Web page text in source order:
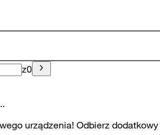
z0
urządzenia! Odbierz